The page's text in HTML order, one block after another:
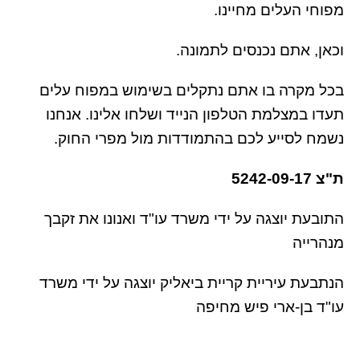
מפוחי העלים מחיינו.
וכאן, אתם נכנסים לתמונה.
בכל מקרה בו אתם נתקלים בשימוש במפוח עלים
תעדו במצלמת הטלפון הנייד ושלחו אלינו. אנחנו
נשמח לסייע לכם בהתמודדות מול מפרי החוק.
ת"צ 5242-09-17
התובעת יוצגה על ידי משרד עו"ד ואנונו את זקבך
מנהרייה
הנתבעת עיריית קריית ביאליק יוצגה על ידי משרד
עו"ד בן-ארי פיש מחיפה